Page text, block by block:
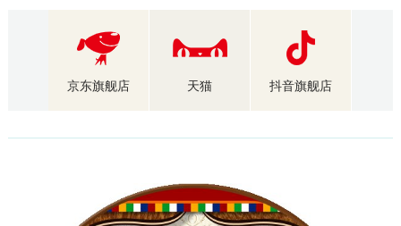
京东旗舰店 天猫 抖音旗舰店